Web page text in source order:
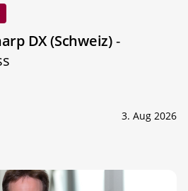
DX (Schweiz)-
3. Aug 2026